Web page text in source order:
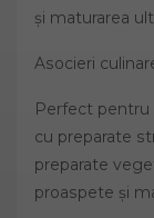
și maturarea
Asocieri
Perfect pentru
cu preparate
preparate
proaspete și